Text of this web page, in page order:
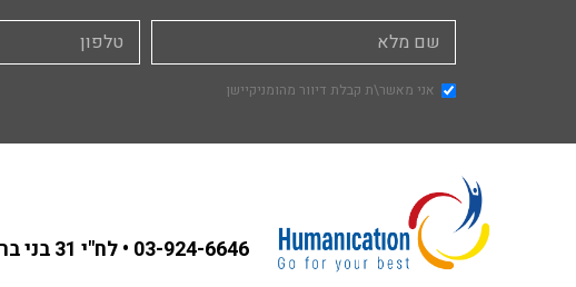
אני מאשר\ת קבלת דיוור מהומניקיישן
03-924-6646 • לח"י 31 בני ברק ,קומה 3